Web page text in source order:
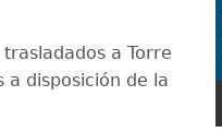
a Torre
a disposición de la